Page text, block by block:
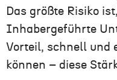
Das größte Risiko
Inhabergeführte
Vorteil, schnell und
können – diese